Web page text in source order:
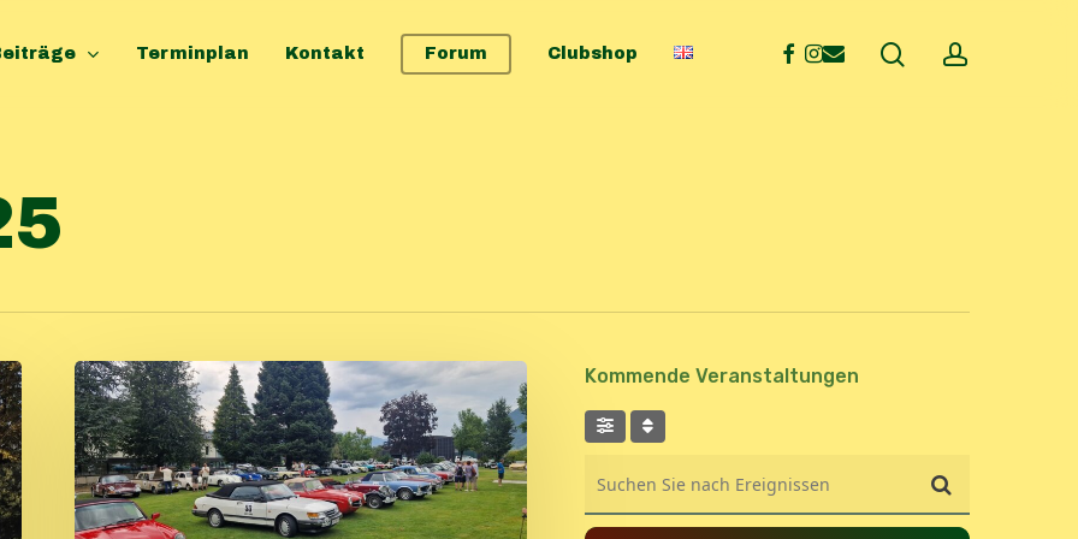
Terminplan Kontakt Forum Clubshop facebook
instagram
email searchaccount
Grimming
Gesäuse
Classic
2025
Kommende Veranstaltungen